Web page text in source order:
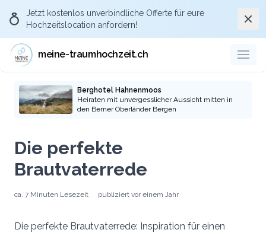
Jetzt kostenlos unverbindliche Offerte für eure
Hochzeitslocation anfordern!
meine-traumhochzeit.ch
Berghotel Hahnenmoos
Heiraten mit unvergesslicher Aussicht mitten in
den Berner Oberländer Bergen
Die perfekte
Brautvaterrede
ca. 7 Minuten Lesezeit publiziert vor einem Jahr
Die perfekte Brautvaterrede: Inspiration für einen
Über Meine-
traumhochzeit.ch die
passende Hochzeitslocation
anfragen
Durch eure Anfragen über die Plattform
Kommunikation gegenüber den
Hochzeitslocations und Dienstleistern, dass
ihr via der Plattform meine-traumhochzeit.ch
aufmerksam geworden seid, stellt ihr sicher,
kostenlos nutzen können.